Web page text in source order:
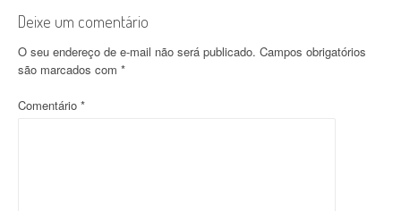
g
a
ç
ã
Deixe um comentário
O seu endereço de e-mail não será publicado. Campos obrigatórios
são marcados com *
Comentário *